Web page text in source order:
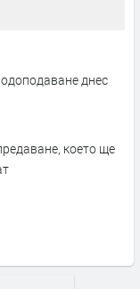
днес
което ще